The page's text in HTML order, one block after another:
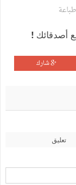
طباعة
أصدقائك !
شارك
تعليق